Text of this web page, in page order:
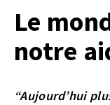
Le
notre
“Aujourd’hui